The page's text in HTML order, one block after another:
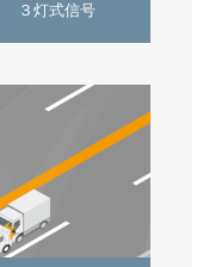
３灯式信号